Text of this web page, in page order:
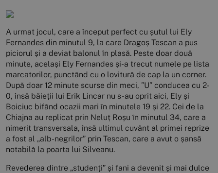
A urmat jocul, care a început perfect cu șutul lui Ely
Fernandes din minutul 9, la care Dragoș Tescan a pus
piciorul și a deviat balonul în plasă. Peste doar două
minute, același Ely Fernandes și-a trecut numele pe lista
marcatorilor, punctând cu o lovitură de cap la un corner.
După doar 12 minute scurse din meci, ”U” conducea cu 2-
0, însă băieții lui Erik Lincar nu s-au oprit aici, Ely și
Boiciuc bifând ocazii mari în minutele 19 și 22. Cei de la
Chiajna au replicat prin Neluț Roșu în minutul 34, care a
nimerit transversala, însă ultimul cuvânt al primei reprize
a fost al „alb-negrilor” prin Tescan, care a avut o șansă
notabilă la poarta lui Silveanu.
Revederea dintre „studenți” și fani a devenit și mai dulce